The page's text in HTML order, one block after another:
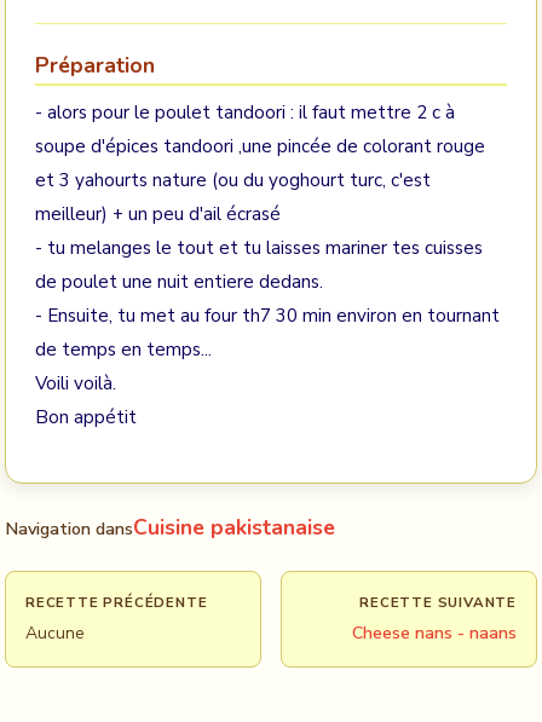
Préparation
- alors pour le poulet tandoori : il faut mettre 2 c à
soupe d'épices tandoori ,une pincée de colorant rouge
et 3 yahourts nature (ou du yoghourt turc, c'est
meilleur) + un peu d'ail écrasé
- tu melanges le tout et tu laisses mariner tes cuisses
de poulet une nuit entiere dedans.
- Ensuite, tu met au four th7 30 min environ en tournant
de temps en temps...
Voili voilà.
Bon appétit
Navigation dansCuisine pakistanaise
RECETTE PRÉCÉDENTE
Aucune
RECETTE SUIVANTE
Cheese nans - naans